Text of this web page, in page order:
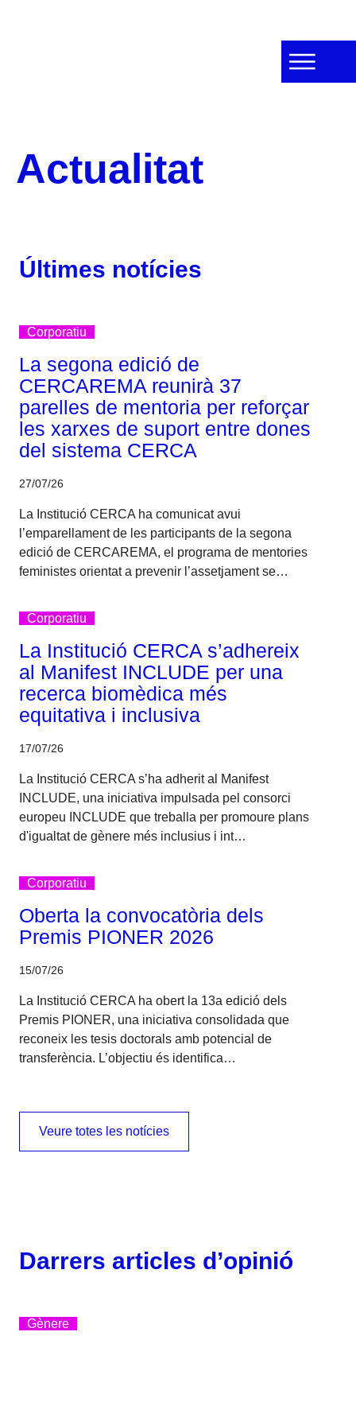
Actualitat
Últimes notícies
Corporatiu
La segona edició de
CERCAREMA reunirà 37
parelles de mentoria per reforçar
les xarxes de suport entre dones
del sistema CERCA
27/07/26
La Institució CERCA ha comunicat avui
l’emparellament de les participants de la segona
edició de CERCAREMA, el programa de mentories
feministes orientat a prevenir l’assetjament se…
Corporatiu
La Institució CERCA s’adhereix
al Manifest INCLUDE per una
recerca biomèdica més
equitativa i inclusiva
17/07/26
La Institució CERCA s’ha adherit al Manifest
INCLUDE, una iniciativa impulsada pel consorci
europeu INCLUDE que treballa per promoure plans
d'igualtat de gènere més inclusius i int…
Corporatiu
Oberta la convocatòria dels
Premis PIONER 2026
15/07/26
La Institució CERCA ha obert la 13a edició dels
Premis PIONER, una iniciativa consolidada que
reconeix les tesis doctorals amb potencial de
transferència. L’objectiu és identifica…
Veure totes les notícies
Darrers articles d’opinió
Gènere